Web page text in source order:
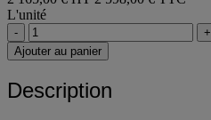
L'unité
-
+
Ajouter au panier
Description